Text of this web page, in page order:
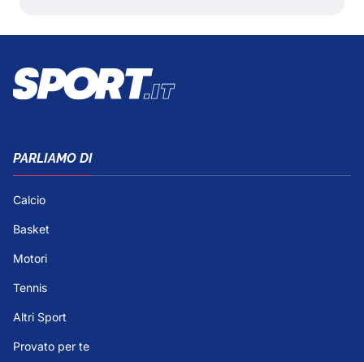
PARLIAMO DI
Calcio
Basket
Motori
Tennis
Altri Sport
Provato per te